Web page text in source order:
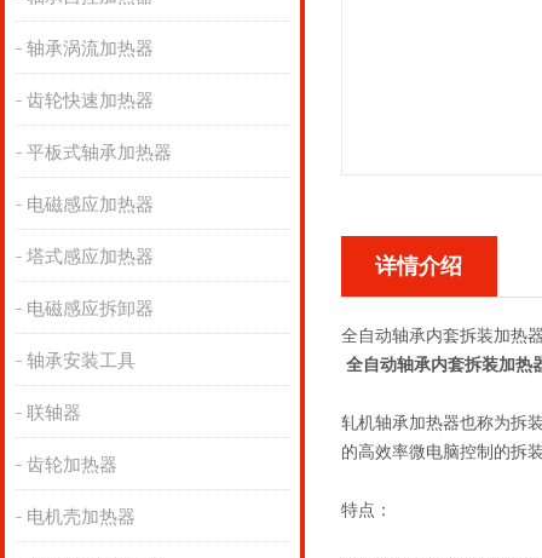
轴承涡流加热器
齿轮快速加热器
平板式轴承加热器
电磁感应加热器
塔式感应加热器
电磁感应拆卸器
轴承安装工具
联轴器
齿轮加热器
电机壳加热器
详情介绍
全自动轴承内套拆装加热
全自动轴承内套拆装加热
轧机轴承加热器也称为拆
的高效率微电脑控制的拆
特点：